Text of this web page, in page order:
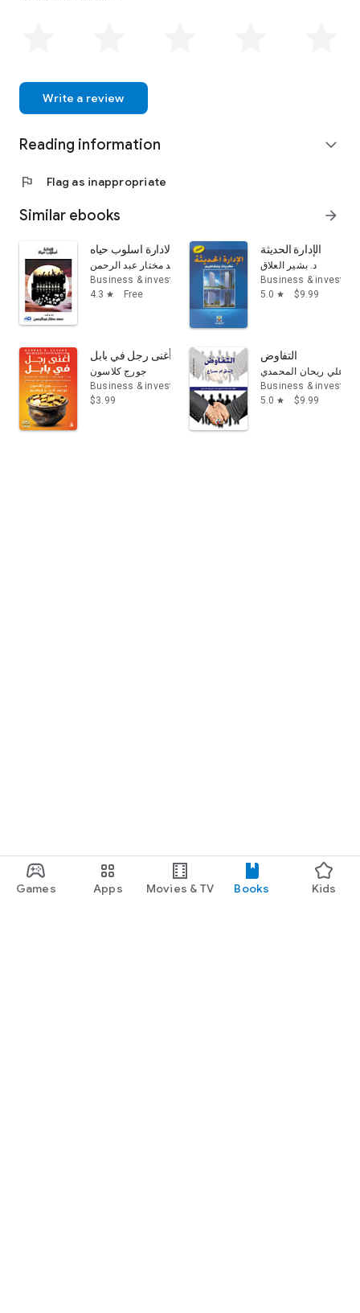
Games Apps Movies & TV Books Kids
Write a review
Reading information expand_more
flag Flag as inappropriate
Similar ebooks arrow_forward
الادارة اسلوب حياه
محمد مختار عبد الرحمن
Business & investing
4.3 star Free
الإدارة الحديثة
د. بشير العلاق
Business & investing
5.0 star $9.99
أغنى رجل في بابل
جورج كلاسون
Business & investing
$3.99
التفاوض
علي ريحان المحمدي
Business & investing
5.0 star $9.99